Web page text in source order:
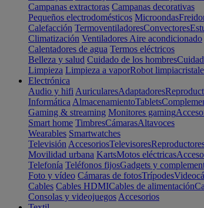
Campanas extractoras Campanas decorativas
Pequeños electrodomésticos Microondas
Calefacción TermoventiladoresConvectores
Climatización Ventiladores Aire acondicionado
Calentadores de agua Termos eléctricos
Belleza y salud Cuidado de los hombres
Limpieza Limpieza a vaporRobot
Electrónica
Audio y hifi AuricularesAdaptadores
Informática AlmacenamientoTablets
Gaming & streaming Monitores gaming
Smart home TimbresCámarasAltavoces
Wearables Smartwatches
Televisión AccesoriosTelevisores
Movilidad urbana KartsMotos eléctricas
Telefonía Teléfonos fijosGadgets y
Foto y vídeo Cámaras de fotosTrípodes
Cables Cables HDMICables de alimentación
Consolas y videojuegos Accesorios